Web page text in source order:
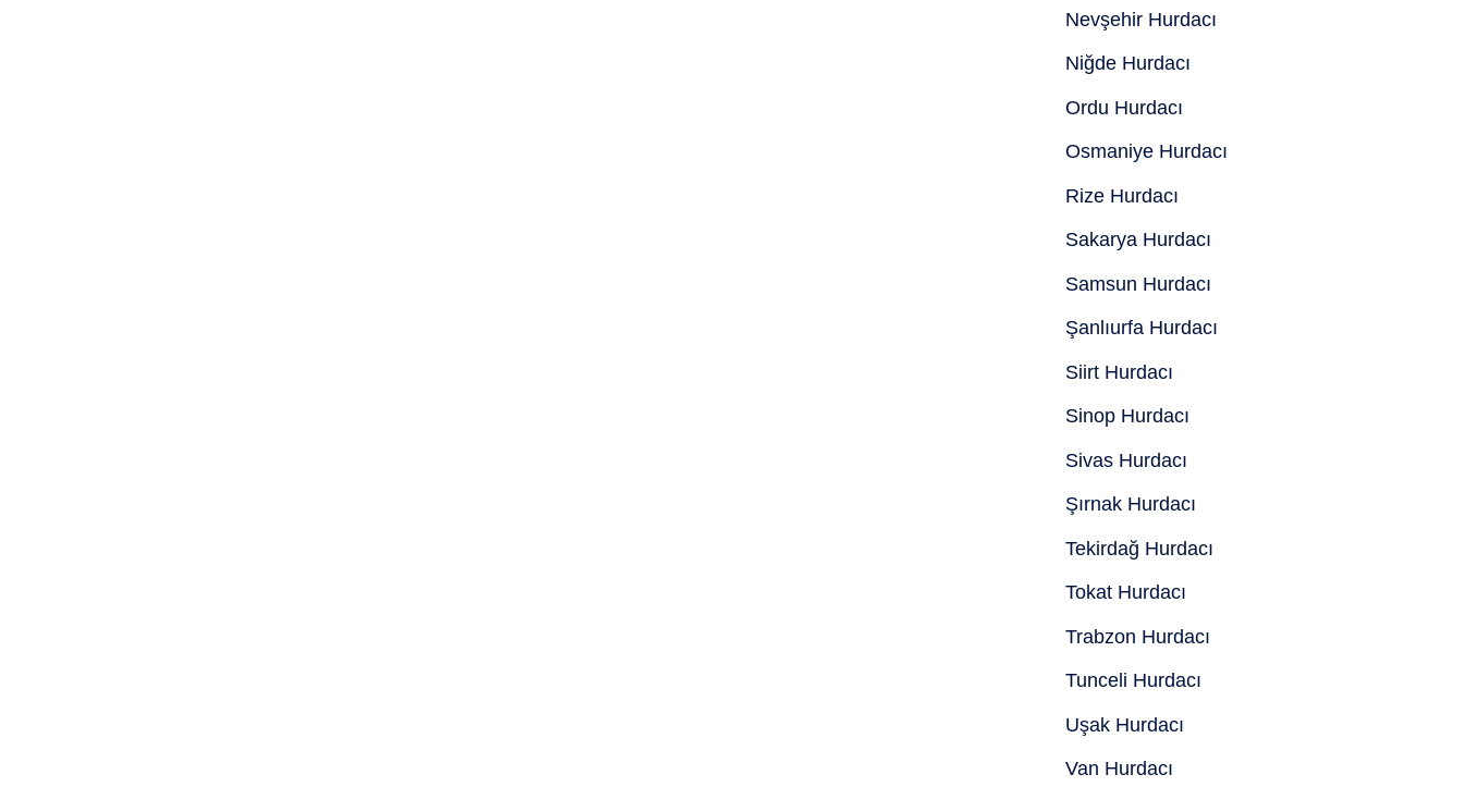
Nevşehir Hurdacı
Niğde Hurdacı
Ordu Hurdacı
Osmaniye Hurdacı
Rize Hurdacı
Sakarya Hurdacı
Samsun Hurdacı
Şanlıurfa Hurdacı
Siirt Hurdacı
Sinop Hurdacı
Sivas Hurdacı
Şırnak Hurdacı
Tekirdağ Hurdacı
Tokat Hurdacı
Trabzon Hurdacı
Tunceli Hurdacı
Uşak Hurdacı
Van Hurdacı